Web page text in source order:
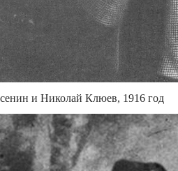
и Николай Клюев, 1916 год